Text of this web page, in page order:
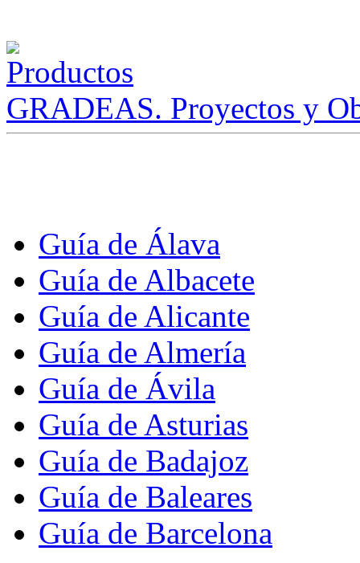
GRADEAS. Proyectos y
Guía de Álava
Guía de Albacete
Guía de Alicante
Guía de Almería
Guía de Ávila
Guía de Asturias
Guía de Badajoz
Guía de Baleares
Guía de Barcelona